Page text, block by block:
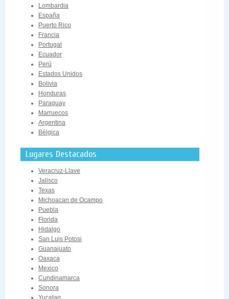
Lombardia
España
Puerto Rico
Francia
Portugal
Ecuador
Perú
Estados Unidos
Bolivia
Honduras
Paraguay
Marruecos
Argentina
Bélgica
Lugares Destacados
Veracruz-Llave
Jalisco
Texas
Michoacan de Ocampo
Puebla
Florida
Hidalgo
San Luis Potosi
Guanajuato
Oaxaca
Mexico
Cundinamarca
Sonora
Yucatan